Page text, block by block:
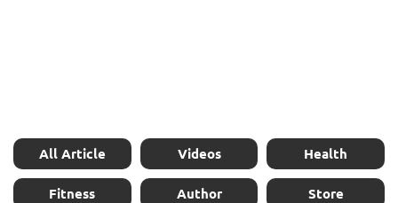
All Article Videos Health
Fitness Author Store